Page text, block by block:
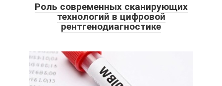
Роль современных сканирующих
технологий в цифровой
рентгенодиагностике